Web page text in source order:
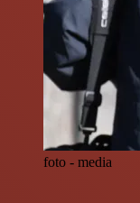
foto - media